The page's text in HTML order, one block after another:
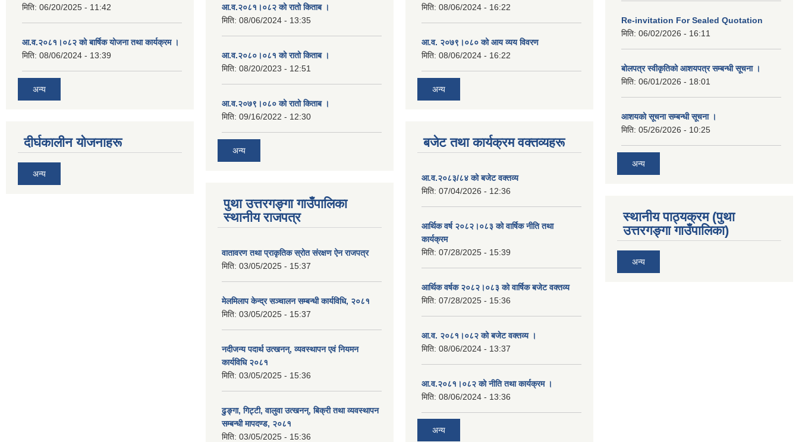
मिति: 06/20/2025 - 11:42
आ.व.२०८१।०८२ को बार्षिक योजना तथा कार्यक्रम ।
मिति: 08/06/2024 - 13:39
अन्य
दीर्घकालीन योजनाहरू
अन्य
आ.व.२०८१।०८२ को रातो किताब ।
मिति: 08/06/2024 - 13:35
आ.व.२०८०।०८१ को रातो किताब ।
मिति: 08/20/2023 - 12:51
आ.व.२०७९।०८० को रातो किताब ।
मिति: 09/16/2022 - 12:30
अन्य
पुथा उत्तरगङ्गा गाउँपालिका
स्थानीय राजपत्र
वातावरण तथा प्राकृतिक स्रोत संरक्षण ऐन राजपत्र
मिति: 03/05/2025 - 15:37
मेलमिलाप केन्द्र सञ्चालन सम्बन्धी कार्यविधि, २०८१
मिति: 03/05/2025 - 15:37
नदीजन्य पदार्थ उत्खनन्, व्यवस्थापन एवं नियमन
कार्यविधि २०८१
मिति: 03/05/2025 - 15:36
ढुङ्गा, गिट्टी, वालुवा उत्खनन्, बिक्री तथा व्यवस्थापन
सम्बन्धी मापदण्ड, २०८१
मिति: 03/05/2025 - 15:36
मिति: 08/06/2024 - 16:22
आ.व. २०७९।०८० को आय व्यय विवरण
मिति: 08/06/2024 - 16:22
अन्य
बजेट तथा कार्यक्रम वक्तव्यहरू
आ.व.२०८३/८४ को बजेट वक्तव्य
मिति: 07/04/2026 - 12:36
आर्थिक वर्ष २०८२।०८३ को वार्षिक नीति तथा
कार्यक्रम
मिति: 07/28/2025 - 15:39
आर्थिक वर्षक २०८२।०८३ को वार्षिक बजेट वक्तव्य
मिति: 07/28/2025 - 15:36
आ.व. २०८१।०८२ को बजेट वक्तव्य ।
मिति: 08/06/2024 - 13:37
आ.व.२०८१।०८२ को नीति तथा कार्यक्रम ।
मिति: 08/06/2024 - 13:36
अन्य
Re-invitation For Sealed Quotation
मिति: 06/02/2026 - 16:11
बोलपत्र स्वीकृतिको आशयपत्र सम्बन्धी सूचना ।
मिति: 06/01/2026 - 18:01
आशयको सूचना सम्बन्धी सूचना ।
मिति: 05/26/2026 - 10:25
अन्य
स्थानीय पाठ्यक्रम (पुथा
उत्तरगङ्गा गाउँपालिका)
अन्य